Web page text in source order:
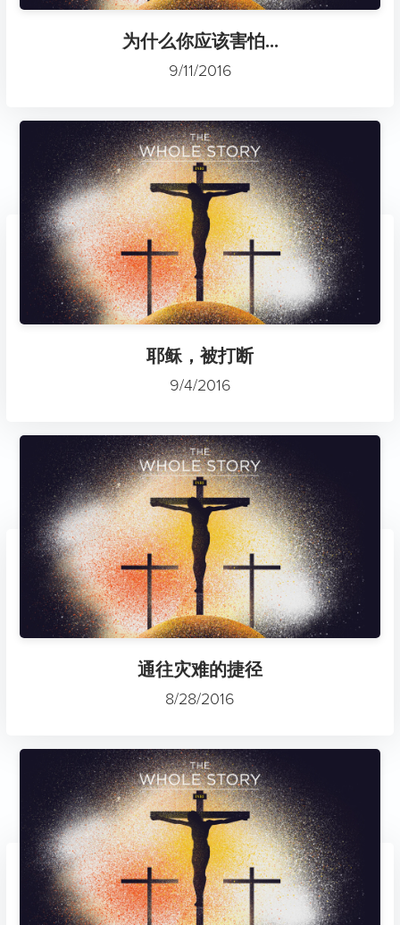
为什么你应该害怕...
9/11/2016
耶稣，被打断
9/4/2016
通往灾难的捷径
8/28/2016